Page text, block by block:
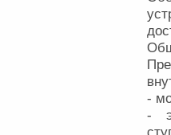
-
-